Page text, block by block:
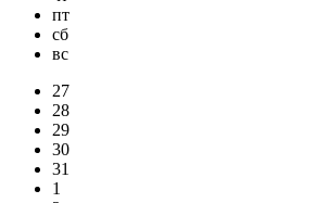
пт
сб
вс
27
28
29
30
31
1